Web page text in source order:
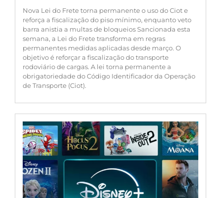
Nova Lei do Frete torna permanente o uso do Ciot e
reforça a fiscalização do piso mínimo, enquanto veto
barra anistia a multas de bloqueios Sancionada esta
semana, a Lei do Frete transforma em regras
permanentes medidas aplicadas desde março. O
objetivo é reforçar a fiscalização do transporte
rodoviário de cargas. A lei torna permanente a
obrigatoriedade do Código Identificador da Operação
de Transporte (Ciot).